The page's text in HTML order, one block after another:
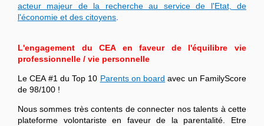
acteur majeur de la recherche au service de l'Etat, de
l'économie et des citoyens
L'engagement du CEA en faveur de l'équilibre vie
professionnelle / vie personnelle
Le CEA #1 du Top 10 Parents on board avec un FamilyScore
de 98/100 !
Nous sommes très contents de connecter nos talents à cette
plateforme volontariste en faveur de la parentalité. Etre